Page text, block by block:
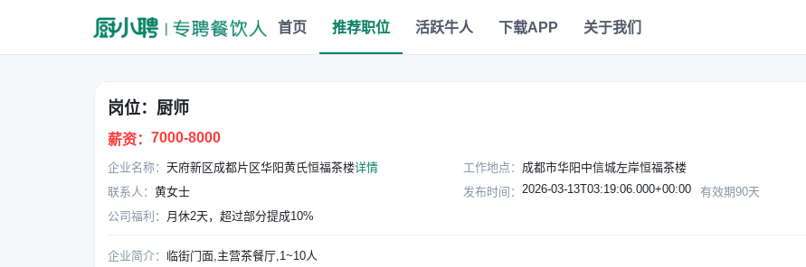
岗位：厨师
薪资： 7000-8000
企业名称： 天府新区成都片区华阳黄氏恒福茶楼详情 工作地点： 成都市华阳中信城左岸恒福茶楼
联系人： 黄女士 发布时间： 2026-03-13T03:19:06.000+00:00
有效期90天
公司福利： 月休2天，超过部分提成10%
企业简介： 临街门面,主营茶餐厅,1~10人
首页 推荐职位 活跃牛人 下载APP 关于我们